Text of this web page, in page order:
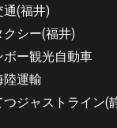
通(福井)
クシー(福井)
ボー観光自動車
陸運輸
つジャストライン(